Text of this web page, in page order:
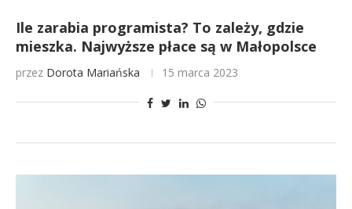
Ile zarabia programista? To zależy, gdzie
mieszka. Najwyższe płace są w Małopolsce
przez Dorota Mariańska 15 marca 2023